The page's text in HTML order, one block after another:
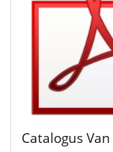
Catalogus